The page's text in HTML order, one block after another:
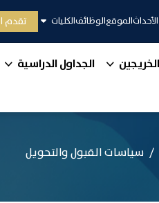
الموقعالوظائفالكليات تقدم
الخريجين
الجداول الدراسية
سياسات القبول والتحويل